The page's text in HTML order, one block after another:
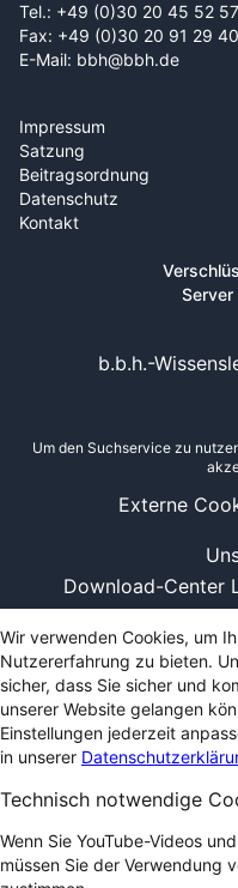
Tel.: +49 (0)30 20 45 52 57
Fax: +49 (0)30 20 91 29 40
E-Mail: bbh@bbh.de
Impressum
Satzung
Beitragsordnung
Datenschutz
Kontakt
Server
Download-Center
b.b.h.-
Um den Suchservice zu
Externe
Wir verwenden Cookies, um
Nutzererfahrung zu bieten.
sicher, dass Sie sicher und
unserer Website gelangen
Einstellungen jederzeit
in unserer
Technisch notwendige
Wenn Sie YouTube-Videos
müssen Sie der Verwendung